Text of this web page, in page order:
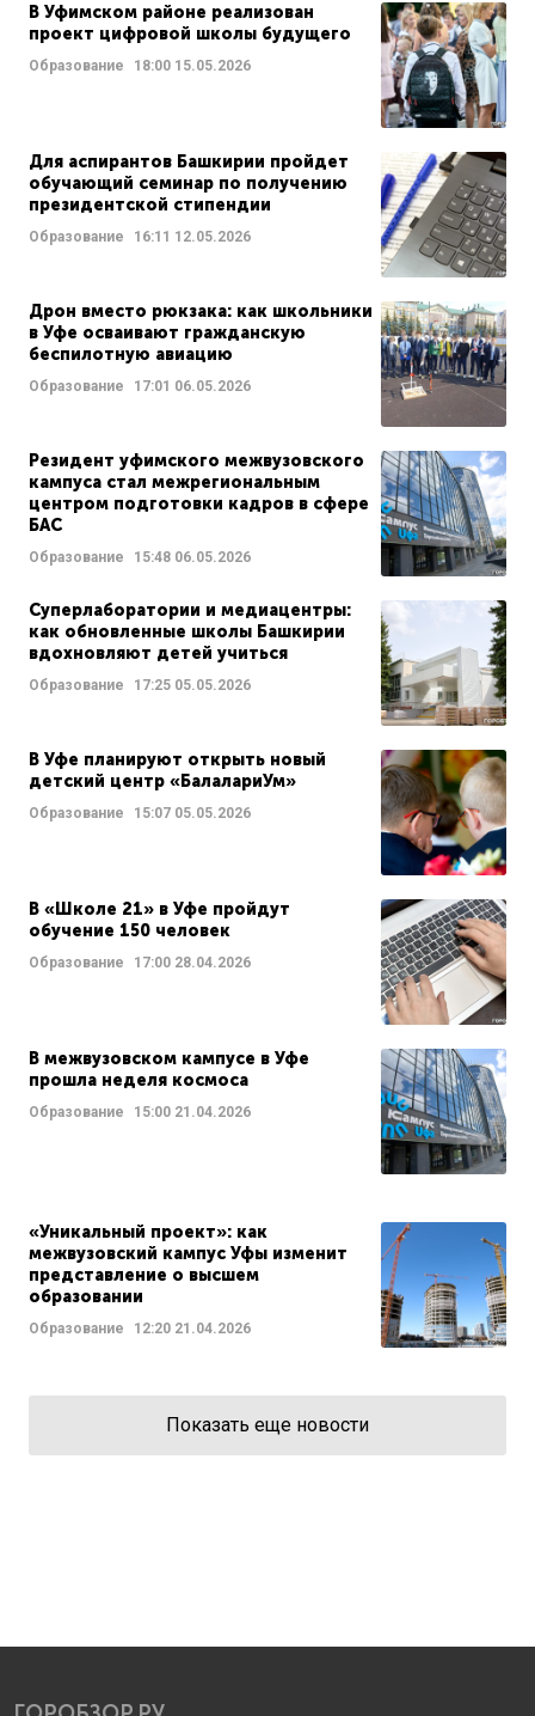
В Уфимском районе реализован
проект цифровой школы будущего
Образование 18:00 15.05.2026
Для аспирантов Башкирии пройдет
обучающий семинар по получению
президентской стипендии
Образование 16:11 12.05.2026
Дрон вместо рюкзака: как школьники
в Уфе осваивают гражданскую
беспилотную авиацию
Образование 17:01 06.05.2026
Резидент уфимского межвузовского
кампуса стал межрегиональным
центром подготовки кадров в сфере
БАС
Образование 15:48 06.05.2026
Суперлаборатории и медиацентры:
как обновленные школы Башкирии
вдохновляют детей учиться
Образование 17:25 05.05.2026
В Уфе планируют открыть новый
детский центр «БалалариУм»
Образование 15:07 05.05.2026
В «Школе 21» в Уфе пройдут
обучение 150 человек
Образование 17:00 28.04.2026
В межвузовском кампусе в Уфе
прошла неделя космоса
Образование 15:00 21.04.2026
«Уникальный проект»: как
межвузовский кампус Уфы изменит
представление о высшем
образовании
Образование 12:20 21.04.2026
Показать еще новости